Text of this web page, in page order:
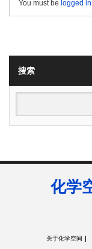
You must be logged in
搜索
化学
关于化学空间